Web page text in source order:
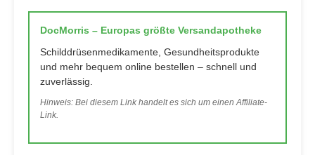
DocMorris – Europas größte Versandapotheke
Schilddrüsenmedikamente, Gesundheitsprodukte
und mehr bequem online bestellen – schnell und
zuverlässig.
Hinweis: Bei diesem Link handelt es sich um einen Affiliate-
Link.